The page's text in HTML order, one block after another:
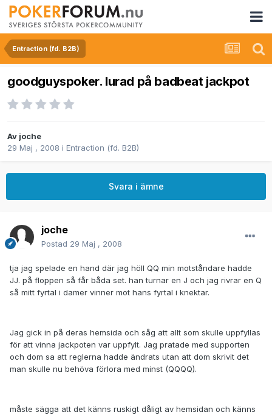
Entraction (fd. B2B)
goodguyspoker. lurad på badbeat jackpot
Av joche
29 Maj , 2008 i Entraction (fd. B2B)
Svara i ämne
joche
Postad 29 Maj , 2008
tja jag spelade en hand där jag höll QQ min motståndare hadde
JJ. på floppen så får båda set. han turnar en J och jag rivrar en Q
så mitt fyrtal i damer vinner mot hans fyrtal i knektar.
Jag gick in på deras hemsida och såg att allt som skulle uppfyllas
för att vinna jackpoten var uppfylt. Jag pratade med supporten
och dom sa att reglerna hadde ändrats utan att dom skrivit det
man skulle nu behöva förlora med minst (QQQQ).
måste sägga att det känns ruskigt dåligt av hemsidan och känns